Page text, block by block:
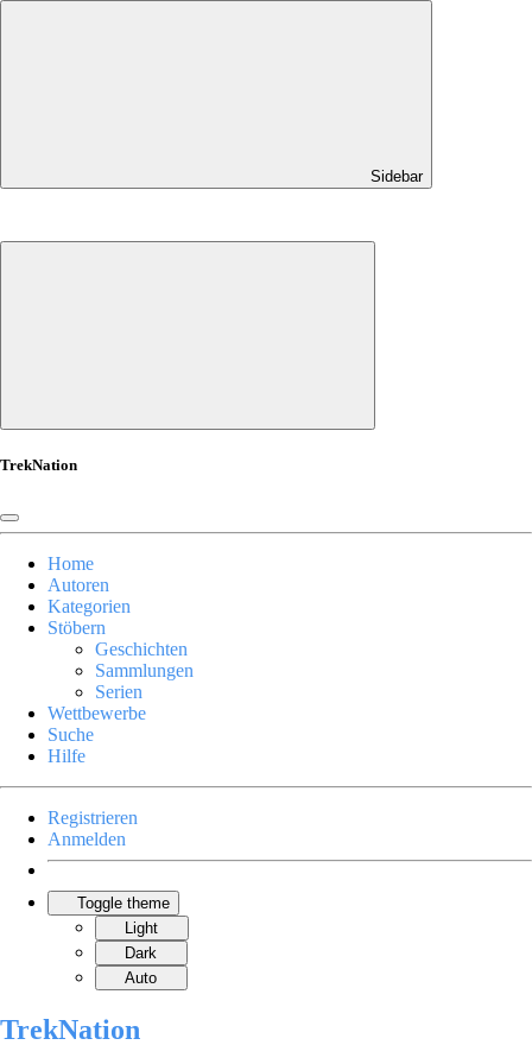
Sidebar
TrekNation
Home
Autoren
Kategorien
Stöbern
Geschichten
Sammlungen
Serien
Wettbewerbe
Suche
Hilfe
Registrieren
Anmelden
Toggle theme
Light
Dark
Auto
TrekNation